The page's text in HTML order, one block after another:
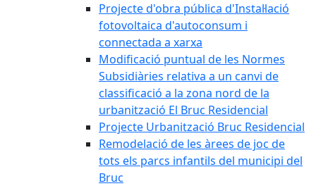
Projecte d'obra pública d'Instal·lació
fotovoltaica d'autoconsum i
connectada a xarxa
Modificació puntual de les Normes
Subsidiàries relativa a un canvi de
classificació a la zona nord de la
urbanització El Bruc Residencial
Projecte Urbanització Bruc Residencial
Remodelació de les àrees de joc de
tots els parcs infantils del municipi del
Bruc